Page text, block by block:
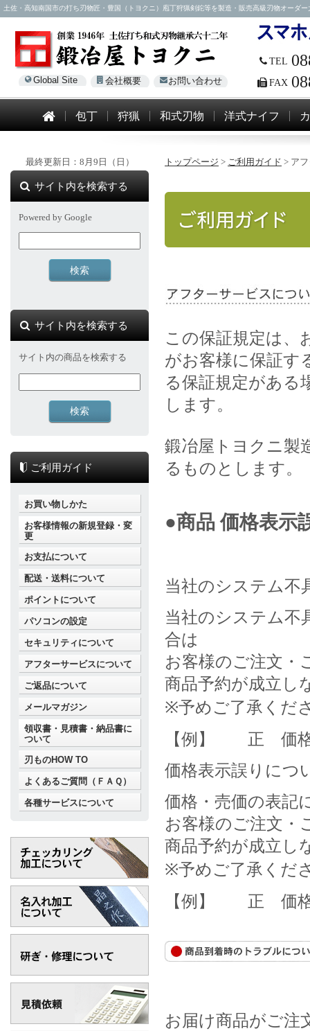
土佐・高知南国市の打ち刃物匠・豊国（トヨクニ）庖丁狩猟剣鉈等を製造・販売高級刃物オーダ
Global Site 会社概要 お問い合わせ
TEL
FAX
包丁 狩猟 和式刃物 洋式ナイフ
トップページ > ご利用ガイド > ア
この保証規定は、
がお客様に保証す
る保証規定がある
します。
鍛冶屋トヨクニ製
るものとします。
●商品 価格表
当社のシステム不
当社のシステム不
合は
お客様のご注文・
商品予約が成立し
※予めご了承くだ
【例】 正 価格(
価格表示誤りにつ
価格・売価の表記
お客様のご注文・
商品予約が成立し
※予めご了承くだ
【例】 正 価格(
お届け商品がご注
最終更新日：8月9日（日）
サイト内を検索する
Powered by Google
サイト内を検索する
サイト内の商品を検索する
ご利用ガイド
お買い物しかた
お客様情報の新規登録・変
更
お支払について
配送・送料について
ポイントについて
パソコンの設定
セキュリティについて
アフターサービスについて
ご返品について
メールマガジン
領収書・見積書・納品書に
ついて
刃ものHOW TO
よくあるご質問（ＦＡＱ）
各種サービスについて